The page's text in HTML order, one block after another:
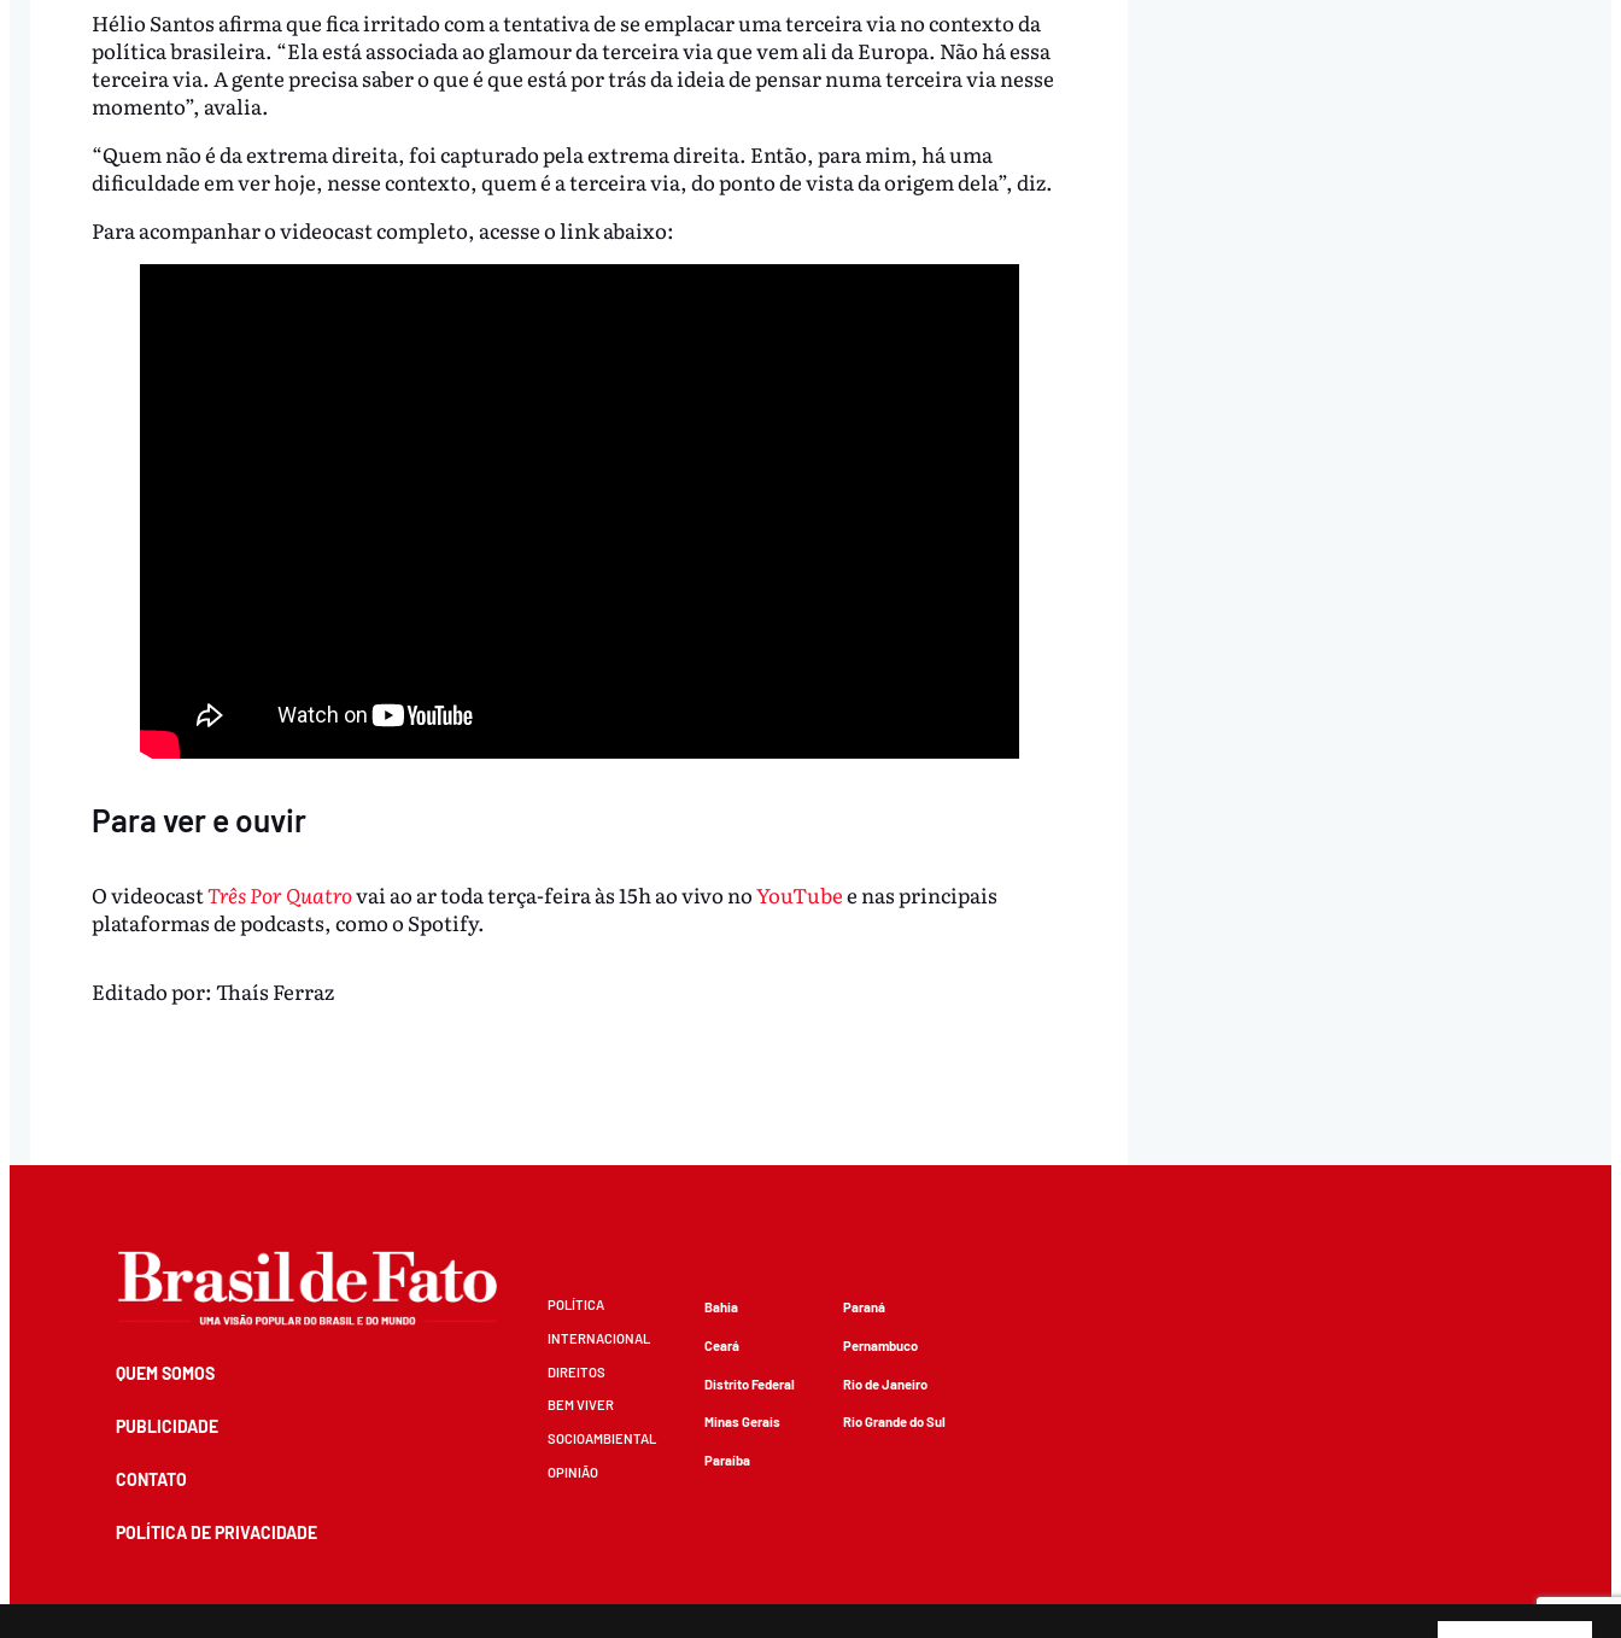
Hélio Santos afirma que fica irritado com a tentativa de se emplacar uma terceira via no contexto da
política brasileira. “Ela está associada ao glamour da terceira via que vem ali da Europa. Não há essa
terceira via. A gente precisa saber o que é que está por trás da ideia de pensar numa terceira via nesse
momento”, avalia.
“Quem não é da extrema direita, foi capturado pela extrema direita. Então, para mim, há uma
dificuldade em ver hoje, nesse contexto, quem é a terceira via, do ponto de vista da origem dela”, diz.
Para acompanhar o videocast completo, acesse o link abaixo:
Para ver e ouvir
O videocastTrês Por Quatrovai ao ar toda terça-feira às 15h ao vivo noYouTubee nas principais
plataformas de podcasts, como o Spotify.
Editado por: Thaís Ferraz
QUEM SOMOS
PUBLICIDADE
CONTATO
POLÍTICA DE PRIVACIDADE
POLÍTICA
INTERNACIONAL
DIREITOS
BEM VIVER
SOCIOAMBIENTAL
OPINIÃO
Bahia
Ceará
Distrito Federal
Minas Gerais
Paraíba
Paraná
Pernambuco
Rio de Janeiro
Rio Grande do Sul